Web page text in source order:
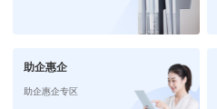
助企惠企
助企惠企专区